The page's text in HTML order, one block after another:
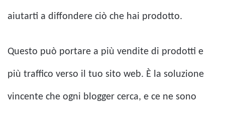
aiutarti a diffondere ciò che hai prodotto.
Questo può portare a più vendite di prodotti e
più traffico verso il tuo sito web. È la soluzione
vincente che ogni blogger cerca, e ce ne sono